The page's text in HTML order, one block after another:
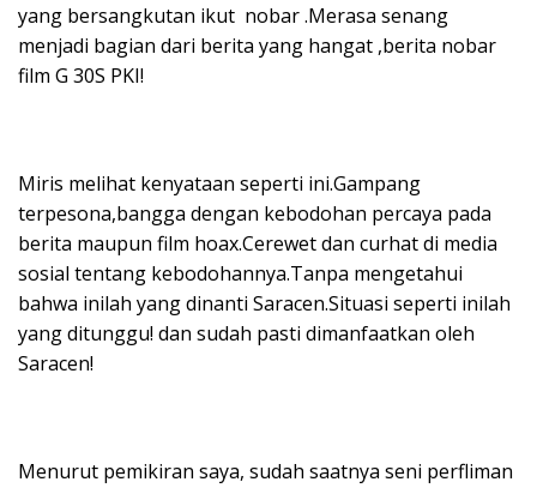
yang bersangkutan ikut nobar .Merasa senang
menjadi bagian dari berita yang hangat ,berita nobar
film G 30S PKI!
Miris melihat kenyataan seperti ini.Gampang
terpesona,bangga dengan kebodohan percaya pada
berita maupun film hoax.Cerewet dan curhat di media
sosial tentang kebodohannya.Tanpa mengetahui
bahwa inilah yang dinanti Saracen.Situasi seperti inilah
yang ditunggu! dan sudah pasti dimanfaatkan oleh
Saracen!
Menurut pemikiran saya, sudah saatnya seni perfliman